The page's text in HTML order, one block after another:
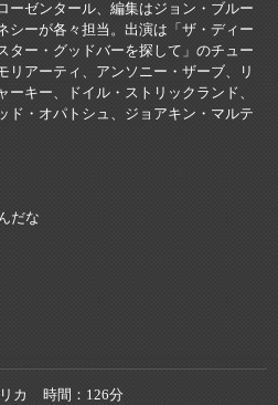
ーゼンタール、編集はジョン・ブルー
シーが各々担当。出演は「ザ・ディー
ター・グッドバーを探して」のチュー
リアーティ、アンソニー・ザーブ、リ
キー、ドイル・ストリックランド、
ド・オパトシュ、ジョアキン・マルテ
だな
カ 時間
126分